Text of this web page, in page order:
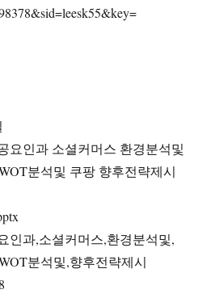
요인과 소셜커머스 환경분석및
분석및 쿠팡 향후전략제시
인과,소셜커머스,환경분석및,
분석및,향후전략제시